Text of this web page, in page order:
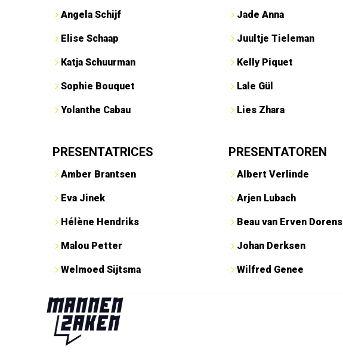
Angela Schijf
Elise Schaap
Katja Schuurman
Sophie Bouquet
Yolanthe Cabau
Jade Anna
Juultje Tieleman
Kelly Piquet
Lale Gül
Lies Zhara
PRESENTATRICES
Amber Brantsen
Eva Jinek
Hélène Hendriks
Malou Petter
Welmoed Sijtsma
PRESENTATOREN
Albert Verlinde
Arjen Lubach
Beau van Erven Dorens
Johan Derksen
Wilfred Genee